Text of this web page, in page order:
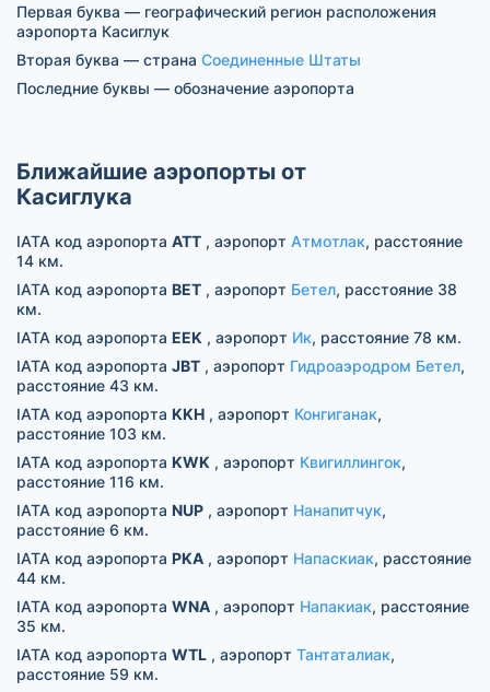
Первая буква — географический регион расположения
аэропорта Касиглук
Вторая буква — страна Соединенные Штаты
Последние буквы — обозначение аэропорта
Ближайшие аэропорты от
Касиглука
IATA код аэропорта ATT , аэропорт Атмотлак, расстояние
14 км.
IATA код аэропорта BET , аэропорт Бетел, расстояние 38
км.
IATA код аэропорта EEK , аэропорт Ик, расстояние 78 км.
IATA код аэропорта JBT , аэропорт Гидроаэродром Бетел,
расстояние 43 км.
IATA код аэропорта KKH , аэропорт Конгиганак,
расстояние 103 км.
IATA код аэропорта KWK , аэропорт Квигиллингок,
расстояние 116 км.
IATA код аэропорта NUP , аэропорт Нанапитчук,
расстояние 6 км.
IATA код аэропорта PKA , аэропорт Напаскиак, расстояние
44 км.
IATA код аэропорта WNA , аэропорт Напакиак, расстояние
35 км.
IATA код аэропорта WTL , аэропорт Тантаталиак,
расстояние 59 км.